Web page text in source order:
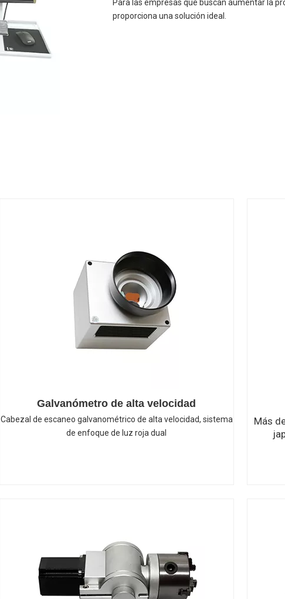
Para las empresas que buscan aumentar la
proporciona una solución ideal.
Galvanómetro de alta velocidad
Cabezal de escaneo galvanométrico de alta velocidad, sistema
de enfoque de luz roja dual
Más